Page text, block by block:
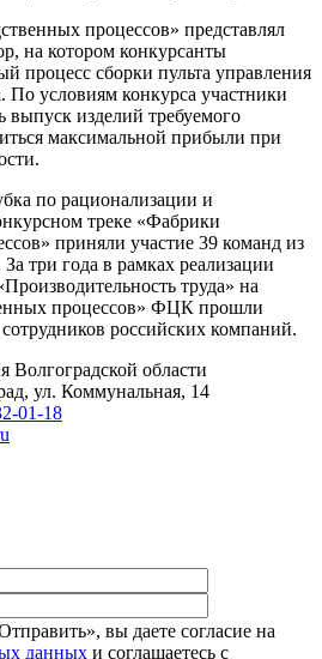
процессов» представлял
на котором конкурсанты
процесс сборки пульта управления
По условиям конкурса участники
изделий требуемого
максимальной прибыли при
по рационализации и
треке «Фабрики
приняли участие 39 команд из
три года в рамках реализации
труда» на
процессов» ФЦК прошли
российских компаний.
ул. Коммунальная, 14
01-18
вы даете согласие на
данных и соглашаетесь с